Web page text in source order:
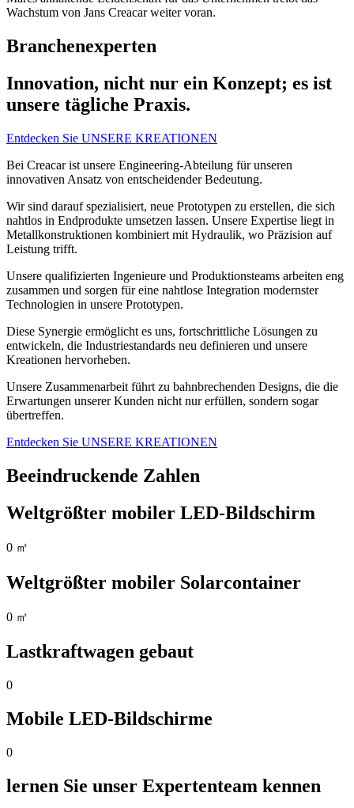
Wachstum von Jans Creacar weiter voran.
Branchenexperten
Innovation, nicht nur ein Konzept; es ist
unsere tägliche Praxis.
Entdecken Sie UNSERE KREATIONEN
Bei Creacar ist unsere Engineering-Abteilung für unseren
innovativen Ansatz von entscheidender Bedeutung.
Wir sind darauf spezialisiert, neue Prototypen zu erstellen, die sich
nahtlos in Endprodukte umsetzen lassen. Unsere Expertise liegt in
Metallkonstruktionen kombiniert mit Hydraulik, wo Präzision auf
Leistung trifft.
Unsere qualifizierten Ingenieure und Produktionsteams arbeiten eng
zusammen und sorgen für eine nahtlose Integration modernster
Technologien in unsere Prototypen.
Diese Synergie ermöglicht es uns, fortschrittliche Lösungen zu
entwickeln, die Industriestandards neu definieren und unsere
Kreationen hervorheben.
Unsere Zusammenarbeit führt zu bahnbrechenden Designs, die die
Erwartungen unserer Kunden nicht nur erfüllen, sondern sogar
übertreffen.
Entdecken Sie UNSERE KREATIONEN
Beeindruckende Zahlen
Weltgrößter mobiler LED-Bildschirm
0 ㎡
Weltgrößter mobiler Solarcontainer
0 ㎡
Lastkraftwagen gebaut
0
Mobile LED-Bildschirme
0
lernen Sie unser Expertenteam kennen